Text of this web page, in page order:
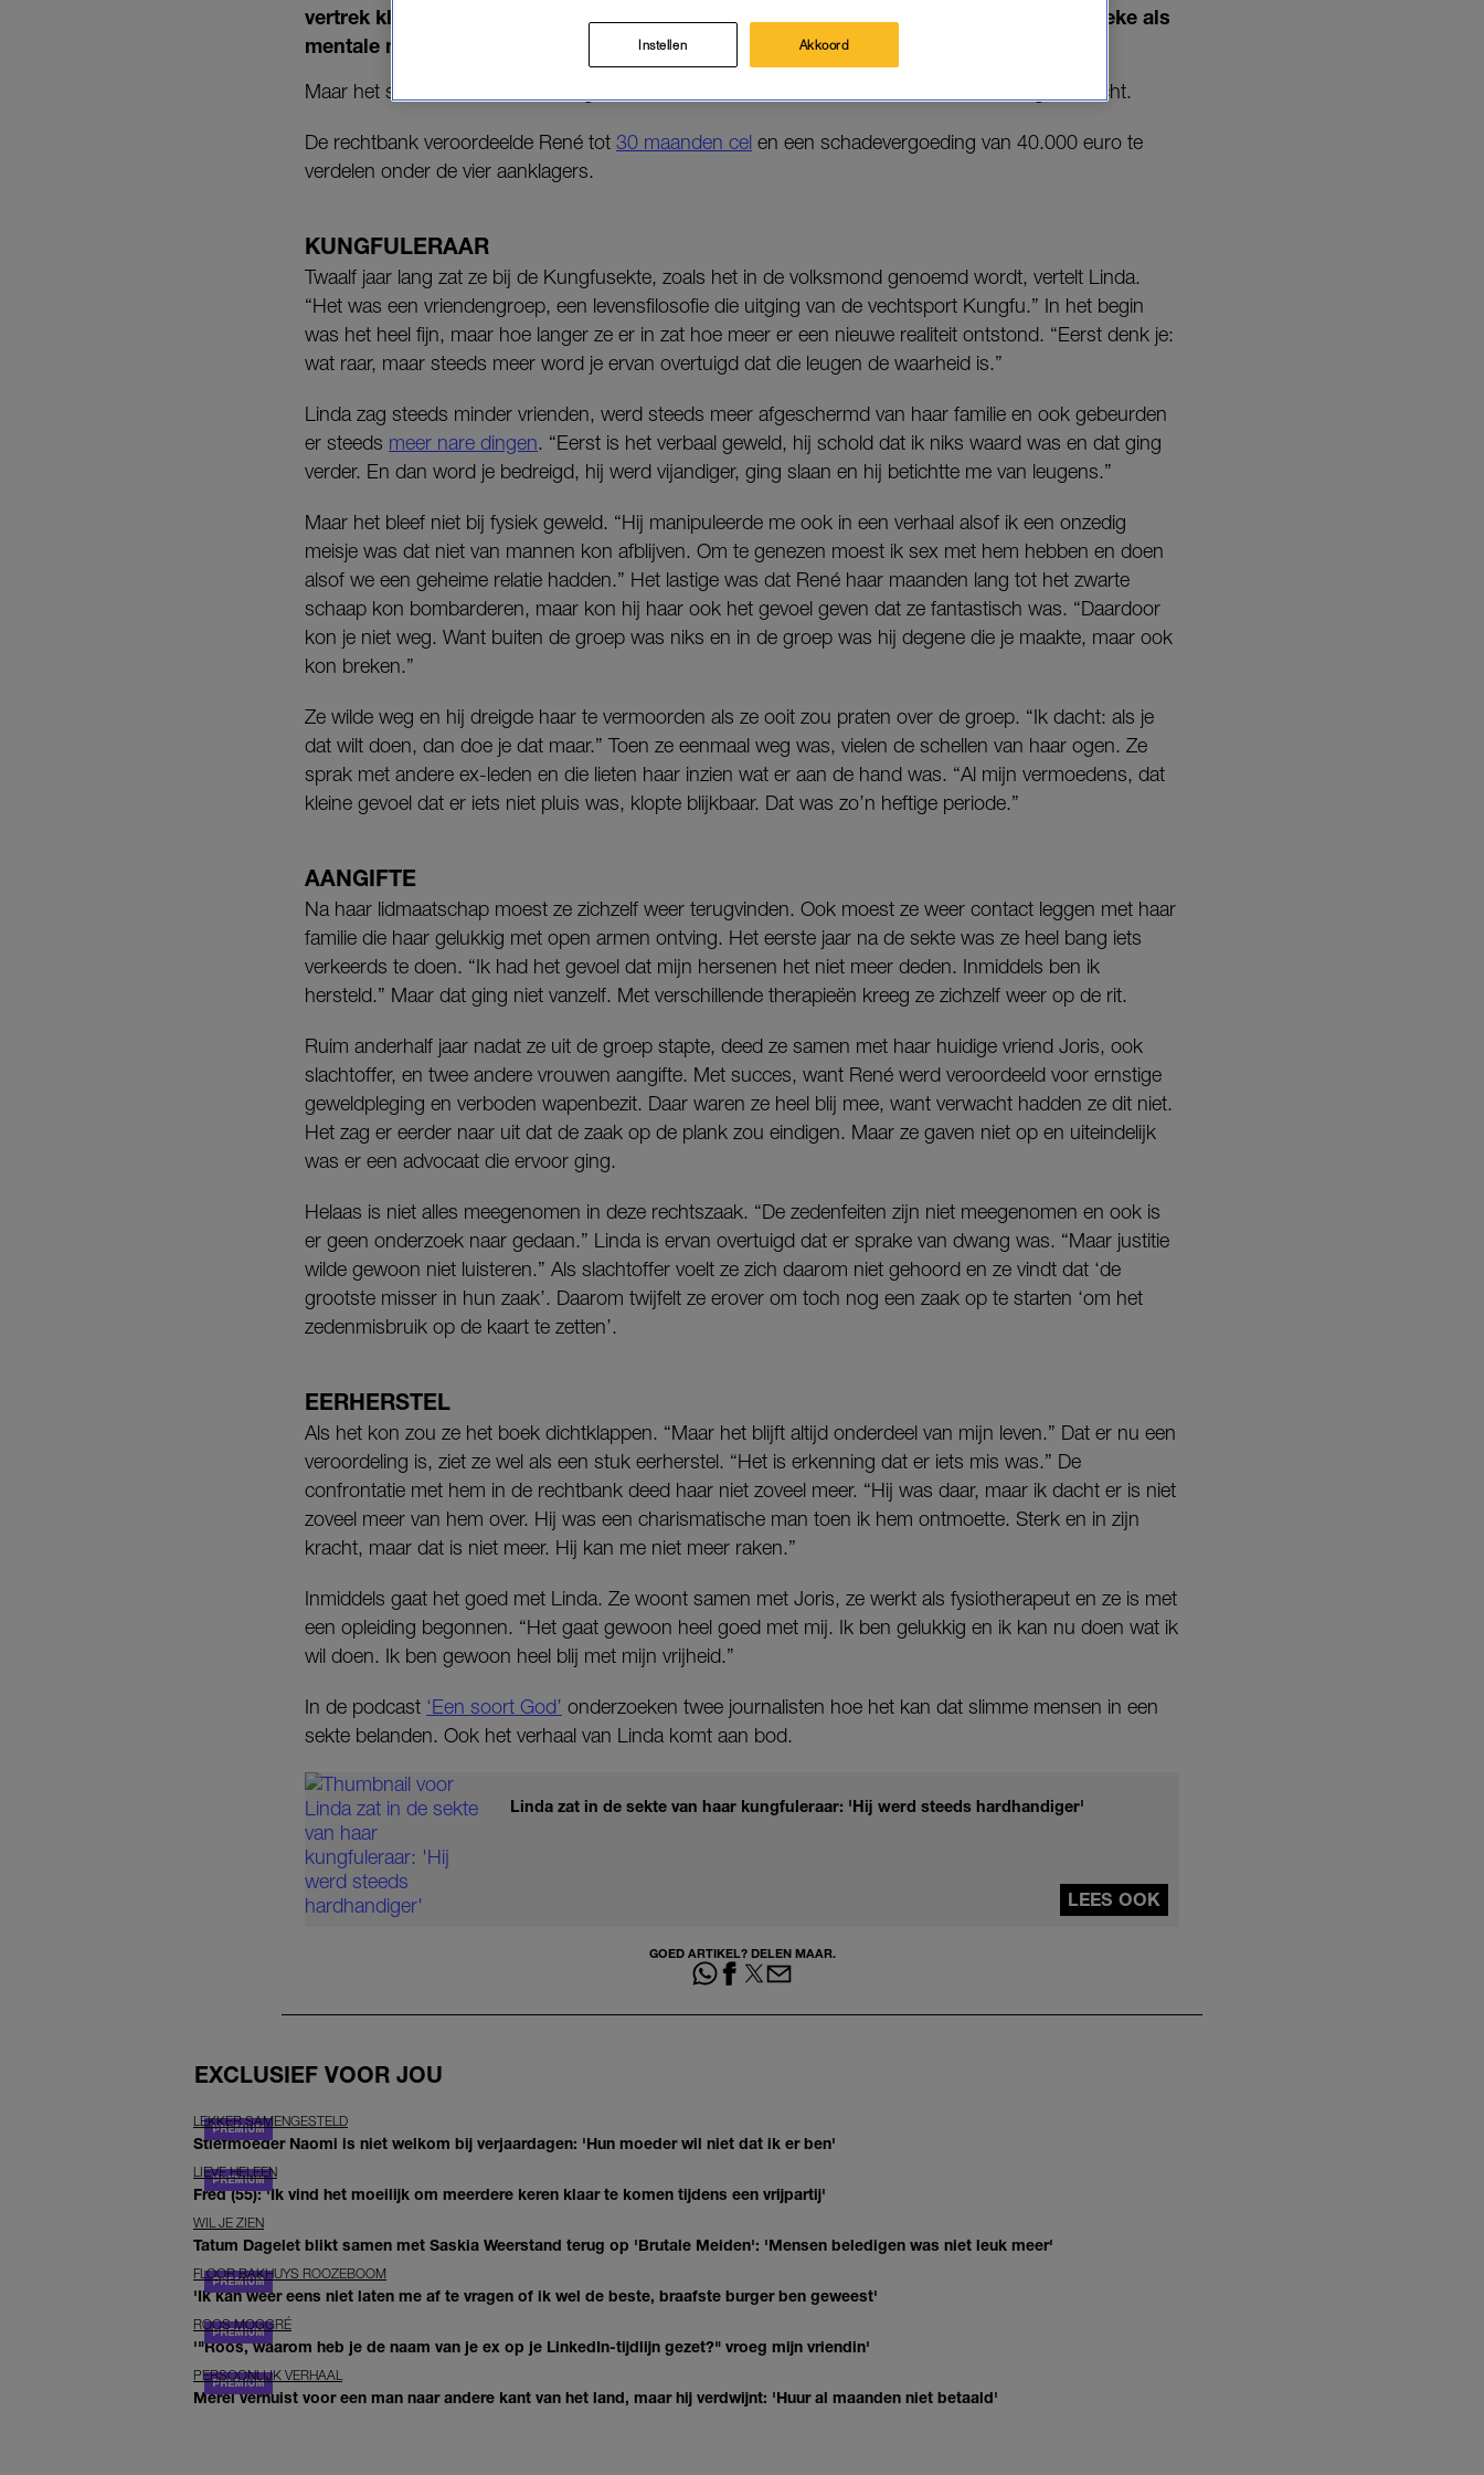
vertrek klaagde ze hem aan en oordeelde de rechter dat hij schuldig is aan zowel fysieke als
mentale mishandeling.
Maar het seksuele misbruik is nog niet onderzocht en dus kan het boek voor Linda nog niet dicht.
De rechtbank veroordeelde René tot 30 maanden cel en een schadevergoeding van 40.000 euro te
verdelen onder de vier aanklagers.
KUNGFULERAAR
Twaalf jaar lang zat ze bij de Kungfusekte, zoals het in de volksmond genoemd wordt, vertelt Linda.
“Het was een vriendengroep, een levensfilosofie die uitging van de vechtsport Kungfu.” In het begin
was het heel fijn, maar hoe langer ze er in zat hoe meer er een nieuwe realiteit ontstond. “Eerst denk je:
wat raar, maar steeds meer word je ervan overtuigd dat die leugen de waarheid is.”
Linda zag steeds minder vrienden, werd steeds meer afgeschermd van haar familie en ook gebeurden
er steeds meer nare dingen. “Eerst is het verbaal geweld, hij schold dat ik niks waard was en dat ging
verder. En dan word je bedreigd, hij werd vijandiger, ging slaan en hij betichtte me van leugens.”
Maar het bleef niet bij fysiek geweld. “Hij manipuleerde me ook in een verhaal alsof ik een onzedig
meisje was dat niet van mannen kon afblijven. Om te genezen moest ik sex met hem hebben en doen
alsof we een geheime relatie hadden.” Het lastige was dat René haar maanden lang tot het zwarte
schaap kon bombarderen, maar kon hij haar ook het gevoel geven dat ze fantastisch was. “Daardoor
kon je niet weg. Want buiten de groep was niks en in de groep was hij degene die je maakte, maar ook
kon breken.”
Ze wilde weg en hij dreigde haar te vermoorden als ze ooit zou praten over de groep. “Ik dacht: als je
dat wilt doen, dan doe je dat maar.” Toen ze eenmaal weg was, vielen de schellen van haar ogen. Ze
sprak met andere ex-leden en die lieten haar inzien wat er aan de hand was. “Al mijn vermoedens, dat
kleine gevoel dat er iets niet pluis was, klopte blijkbaar. Dat was zo’n heftige periode.”
AANGIFTE
Na haar lidmaatschap moest ze zichzelf weer terugvinden. Ook moest ze weer contact leggen met haar
familie die haar gelukkig met open armen ontving. Het eerste jaar na de sekte was ze heel bang iets
verkeerds te doen. “Ik had het gevoel dat mijn hersenen het niet meer deden. Inmiddels ben ik
hersteld.” Maar dat ging niet vanzelf. Met verschillende therapieën kreeg ze zichzelf weer op de rit.
Ruim anderhalf jaar nadat ze uit de groep stapte, deed ze samen met haar huidige vriend Joris, ook
slachtoffer, en twee andere vrouwen aangifte. Met succes, want René werd veroordeeld voor ernstige
geweldpleging en verboden wapenbezit. Daar waren ze heel blij mee, want verwacht hadden ze dit niet.
Het zag er eerder naar uit dat de zaak op de plank zou eindigen. Maar ze gaven niet op en uiteindelijk
was er een advocaat die ervoor ging.
Helaas is niet alles meegenomen in deze rechtszaak. “De zedenfeiten zijn niet meegenomen en ook is
er geen onderzoek naar gedaan.” Linda is ervan overtuigd dat er sprake van dwang was. “Maar justitie
wilde gewoon niet luisteren.” Als slachtoffer voelt ze zich daarom niet gehoord en ze vindt dat ‘de
grootste misser in hun zaak’. Daarom twijfelt ze erover om toch nog een zaak op te starten ‘om het
zedenmisbruik op de kaart te zetten’.
EERHERSTEL
Als het kon zou ze het boek dichtklappen. “Maar het blijft altijd onderdeel van mijn leven.” Dat er nu een
veroordeling is, ziet ze wel als een stuk eerherstel. “Het is erkenning dat er iets mis was.” De
confrontatie met hem in de rechtbank deed haar niet zoveel meer. “Hij was daar, maar ik dacht er is niet
zoveel meer van hem over. Hij was een charismatische man toen ik hem ontmoette. Sterk en in zijn
kracht, maar dat is niet meer. Hij kan me niet meer raken.”
Inmiddels gaat het goed met Linda. Ze woont samen met Joris, ze werkt als fysiotherapeut en ze is met
een opleiding begonnen. “Het gaat gewoon heel goed met mij. Ik ben gelukkig en ik kan nu doen wat ik
wil doen. Ik ben gewoon heel blij met mijn vrijheid.”
In de podcast ‘Een soort God’ onderzoeken twee journalisten hoe het kan dat slimme mensen in een
sekte belanden. Ook het verhaal van Linda komt aan bod.
Linda zat in de sekte van haar kungfuleraar: 'Hij werd steeds hardhandiger'
LEES OOK
GOED ARTIKEL? DELEN MAAR.
EXCLUSIEF VOOR JOU
LEKKER SAMENGESTELD
Stiefmoeder Naomi is niet welkom bij verjaardagen: 'Hun moeder wil niet dat ik er ben'
LIEVE HELEEN
Fred (55): 'Ik vind het moeilijk om meerdere keren klaar te komen tijdens een vrijpartij'
WIL JE ZIEN
Tatum Dagelet blikt samen met Saskia Weerstand terug op 'Brutale Meiden': 'Mensen beledigen was niet leuk meer'
FLOOR BAKHUYS ROOZEBOOM
'Ik kan weer eens niet laten me af te vragen of ik wel de beste, braafste burger ben geweest'
ROOS MOGGRÉ
'"Roos, waarom heb je de naam van je ex op je LinkedIn-tijdlijn gezet?" vroeg mijn vriendin'
PERSOONLIJK VERHAAL
Merel verhuist voor een man naar andere kant van het land, maar hij verdwijnt: 'Huur al maanden niet betaald'
Instellen Akkoord